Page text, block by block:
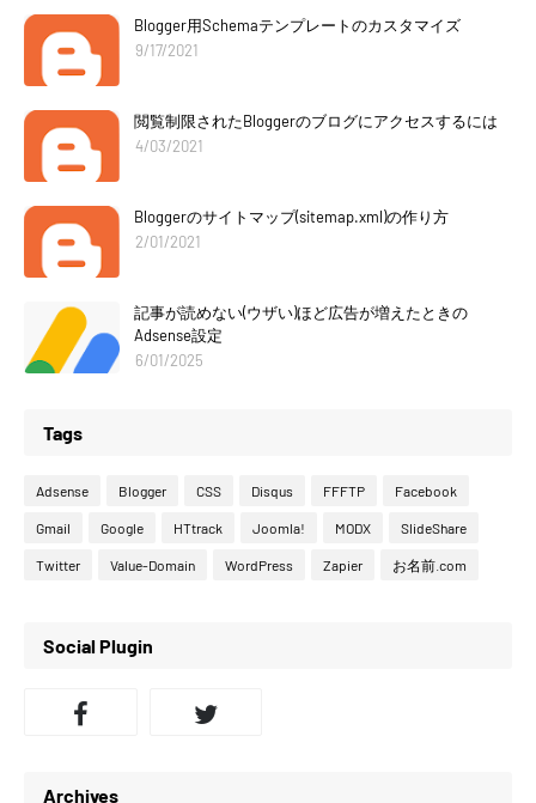
Blogger用Schemaテンプレートのカスタマイズ
9/17/2021
閲覧制限されたBloggerのブログにアクセスするには
4/03/2021
Bloggerのサイトマップ(sitemap.xml)の作り方
2/01/2021
記事が読めない(ウザい)ほど広告が増えたときの
Adsense設定
6/01/2025
Tags
Adsense Blogger CSS Disqus FFFTP Facebook
Gmail Google HTtrack Joomla! MODX SlideShare
Twitter Value-Domain WordPress Zapier お名前.com
Social Plugin
Archives